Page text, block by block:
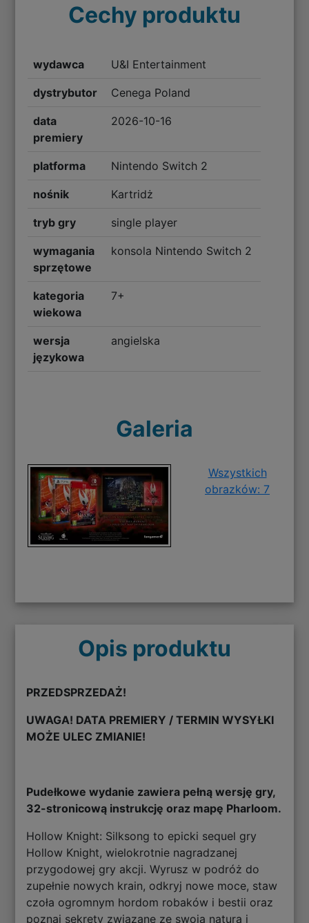
Cechy produktu
wydawca U&I Entertainment
dystrybutor Cenega Poland
data
premiery
2026-10-16
platforma Nintendo Switch 2
nośnik Kartridż
tryb gry single player
wymagania
sprzętowe
konsola Nintendo Switch 2
kategoria
wiekowa
7+
wersja
językowa
angielska
Galeria
Wszystkich
obrazków: 7
Opis produktu
PRZEDSPRZEDAŻ!
UWAGA! DATA PREMIERY / TERMIN WYSYŁKI
MOŻE ULEC ZMIANIE!
Pudełkowe wydanie zawiera pełną wersję gry,
32-stronicową instrukcję oraz mapę Pharloom.
Hollow Knight: Silksong to epicki sequel gry
Hollow Knight, wielokrotnie nagradzanej
przygodowej gry akcji. Wyrusz w podróż do
zupełnie nowych krain, odkryj nowe moce, staw
czoła ogromnym hordom robaków i bestii oraz
poznaj sekrety związane ze swoją naturą i